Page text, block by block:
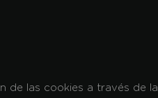
las cookies a través de